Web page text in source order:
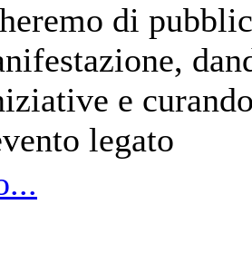
di
e
legato